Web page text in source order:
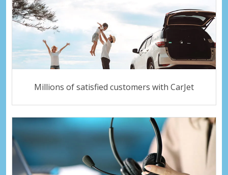
Millions of satisfied customers with CarJet